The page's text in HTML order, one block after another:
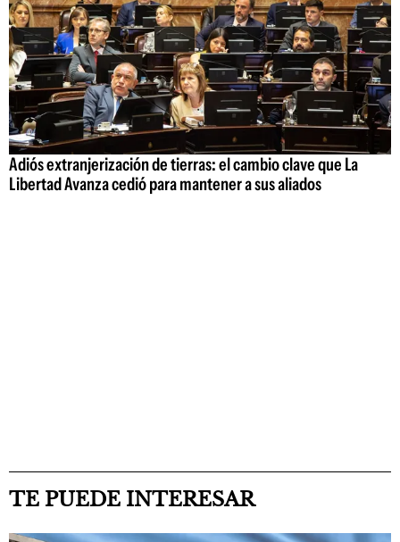
Adiós extranjerización de tierras: el cambio clave que La
Libertad Avanza cedió para mantener a sus aliados
TE PUEDE INTERESAR